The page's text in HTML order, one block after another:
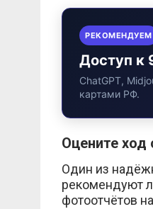
РЕКОМЕНДУЕМ
Доступ к
ChatGPT,
картами РФ.
Оцените ход
Один из
рекомендуют
фотоотчётов